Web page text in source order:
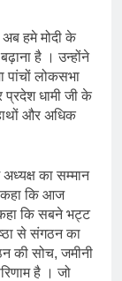
अब हमे मोदी के
है । उन्होंने
पांचों लोकसभा
धामी जी के
और अधिक
का सम्मान
कहा कि आज
कि सबने भट्ट
से संगठन का
की सोच, जमीनी
है । जो